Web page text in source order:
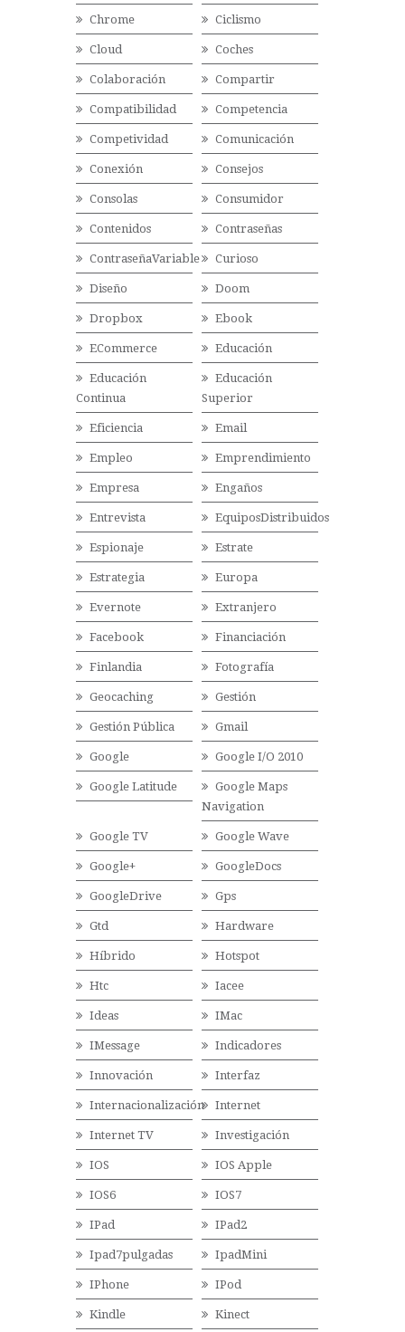
Chrome Ciclismo
Cloud Coches
Colaboración Compartir
Compatibilidad Competencia
Competividad Comunicación
Conexión Consejos
Consolas Consumidor
Contenidos Contraseñas
ContraseñaVariable Curioso
Diseño Doom
Dropbox Ebook
ECommerce Educación
Educación
Continua
Educación
Superior
Eficiencia Email
Empleo Emprendimiento
Empresa Engaños
Entrevista EquiposDistribuidos
Espionaje Estrate
Estrategia Europa
Evernote Extranjero
Facebook Financiación
Finlandia Fotografía
Geocaching Gestión
Gestión Pública Gmail
Google Google I/O 2010
Google Latitude
Google Maps
Navigation
Google TV Google Wave
Google+ GoogleDocs
GoogleDrive Gps
Gtd Hardware
Híbrido Hotspot
Htc Iacee
Ideas IMac
IMessage Indicadores
Innovación Interfaz
Internacionalización Internet
Internet TV Investigación
IOS IOS Apple
IOS6 IOS7
IPad IPad2
Ipad7pulgadas IpadMini
IPhone IPod
Kindle Kinect